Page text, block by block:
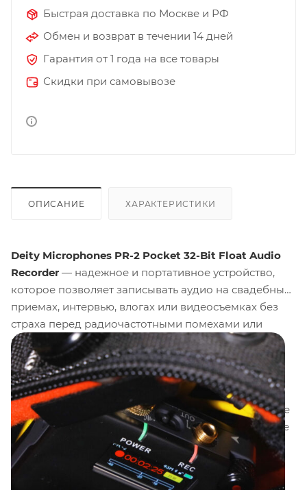
Быстрая доставка по Москве и РФ
Обмен и возврат в течении 14 дней
Гарантия от 1 года на все товары
Скидки при самовывозе
ОПИСАНИЕ ХАРАКТЕРИСТИКИ
Deity Microphones PR-2 Pocket 32-Bit Float Audio
Recorder — надежное и портативное устройство,
которое позволяет записывать аудио на свадебных
приемах, интервью, влогах или видеосъемках без
страха перед радиочастотными помехами или
потерей звука, которые могут возникнуть при
использовании беспроводных микрофонных
систем. Просто подключите включенный
всенаправленный микрофон W.Lav Pro, закрепите
его на объекте съемки, спрячьте рекордер на поясе
или в кармане, и записывайте высококачественное
32-битное аудио с плавающей запятой
, избегая
клиппинга и искажений.